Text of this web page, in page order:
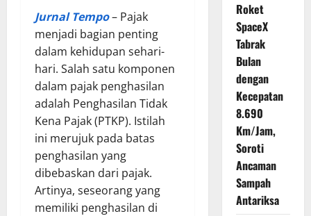
Jurnal Tempo– Pajak
menjadi bagian penting
dalam kehidupan sehari-
hari. Salah satu komponen
dalam pajak penghasilan
adalah Penghasilan Tidak
Kena Pajak (PTKP). Istilah
ini merujuk pada batas
penghasilan yang
dibebaskan dari pajak.
Artinya, seseorang yang
memiliki penghasilan di
Roket
SpaceX
Tabrak
Bulan
dengan
Kecepatan
8.690
Km/Jam,
Soroti
Ancaman
Sampah
Antariksa